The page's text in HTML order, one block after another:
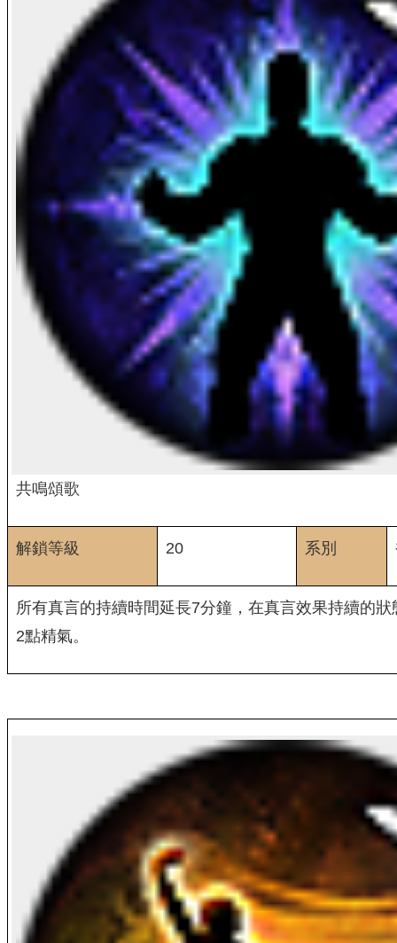
共鳴頌歌
解鎖等級 20 系別
所有真言的持續時間延長7分鐘，在真言效果持續的
2點精氣。